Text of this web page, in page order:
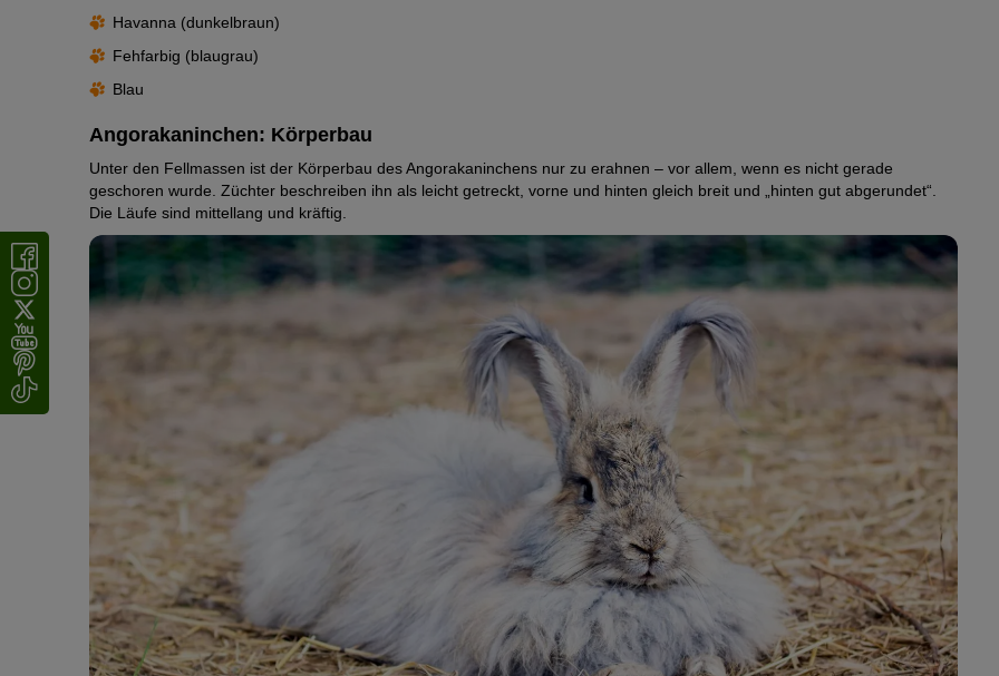
Havanna (dunkelbraun)
Fehfarbig (blaugrau)
Blau
Angorakaninchen: Körperbau
Unter den Fellmassen ist der Körperbau des Angorakaninchens nur zu erahnen – vor allem, wenn es nicht gerade
geschoren wurde. Züchter beschreiben ihn als leicht getreckt, vorne und hinten gleich breit und „hinten gut abgerundet“.
Die Läufe sind mittellang und kräftig.